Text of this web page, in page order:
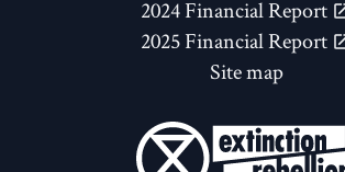
2024 Financial Report
2025 Financial Report
Site map